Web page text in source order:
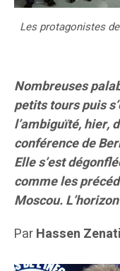
Les protagonistes
Nombreuses
petits tours puis
l’ambiguïté, hier,
conférence de
Elle s’est
comme les
Moscou.
ParHassen Zenati